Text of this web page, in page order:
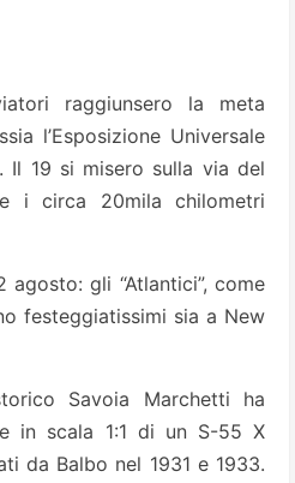
raggiunsero la meta
l’Esposizione Universale
Il 19 si misero sulla via del
i circa 20mila chilometri
agosto: gli “Atlantici”, come
festeggiatissimi sia a New
Savoia Marchetti ha
in scala 1:1 di un S-55 X
da Balbo nel 1931 e 1933.